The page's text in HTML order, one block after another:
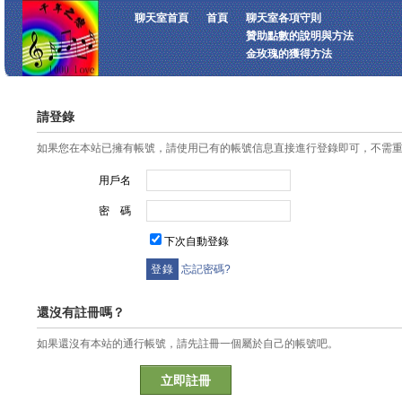
聊天室首頁 首頁
聊天室各項守則
贊助點數的說明與方法
金玫瑰的獲得方法
請登錄
如果您在本站已擁有帳號，請使用已有的帳號信息直接進行登錄即可，不需
用戶名
密 碼
下次自動登錄
忘記密碼?
還沒有註冊嗎？
如果還沒有本站的通行帳號，請先註冊一個屬於自己的帳號吧。
立即註冊